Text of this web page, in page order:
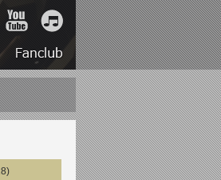
iTunes
YouTube
Discography
Store Fanclub